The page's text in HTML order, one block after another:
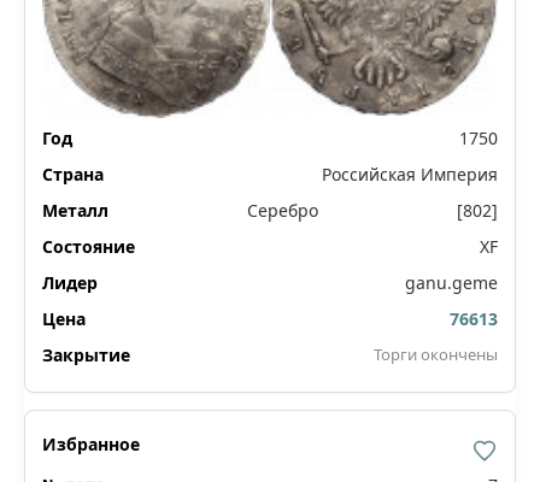
1750
Российская Империя
Серебро
[802]
XF
ganu.geme
76613
Торги окончены